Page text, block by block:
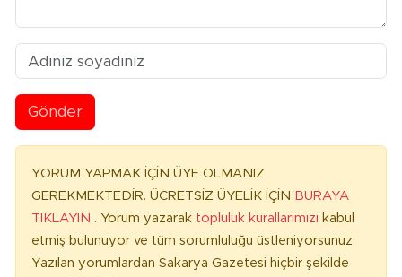
Gönder
YORUM YAPMAK İÇİN ÜYE OLMANIZ
GEREKMEKTEDİR. ÜCRETSİZ ÜYELİK İÇİN BURAYA
TIKLAYIN . Yorum yazarak topluluk kurallarımızı kabul
etmiş bulunuyor ve tüm sorumluluğu üstleniyorsunuz.
Yazılan yorumlardan Sakarya Gazetesi hiçbir şekilde